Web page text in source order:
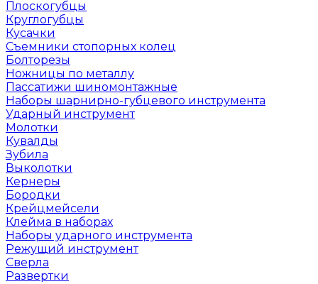
Плоскогубцы
Круглогубцы
Кусачки
Съемники стопорных колец
Болторезы
Ножницы по металлу
Пассатижи шиномонтажные
Наборы шарнирно-губцевого инструмента
Ударный инструмент
Молотки
Кувалды
Зубила
Выколотки
Кернеры
Бородки
Крейцмейсели
Клейма в наборах
Наборы ударного инструмента
Режущий инструмент
Сверла
Развертки